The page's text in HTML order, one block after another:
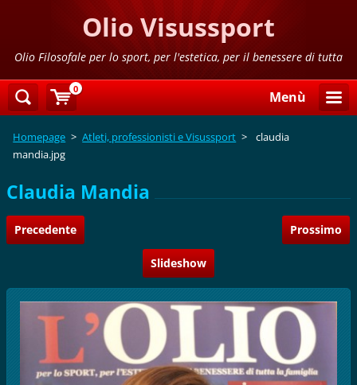
Olio Visussport
Olio Filosofale per lo sport, per l'estetica, per il benessere di tutta
Menù
Homepage > Atleti, professionisti e Visussport >
claudia
mandia.jpg
Claudia Mandia
Precedente Prossimo
Slideshow
0